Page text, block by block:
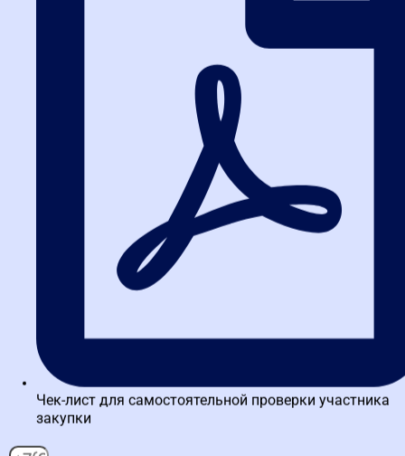
контрактным управляющим?
Формально закон не требует высшего образования для
назначения на эту должность. Однако на практике
работодатели отдают предпочтение кандидатам с дипломом.
Кроме того, для прохождения профессиональной
переподготовки (от 250 часов) наличие высшего или среднего
профессионального образования обязательно.
2. Как часто нужно повышать
квалификацию?
Законодательство рекомендует проходить повышение
квалификации не реже одного раза в три года. Учитывая темпы
изменений в 44-ФЗ и 223-ФЗ, многие эксперты советуют делать
это ежегодно. Это позволяет быть в курсе последних поправок и
3. Какие документы выдаются
после обучения?
После прохождения программы профессиональной
переподготовки выдается диплом установленного образца.
После курсов повышения квалификации — удостоверение. Оба
Чек-лист для самостоятельной проверки участника
закупки